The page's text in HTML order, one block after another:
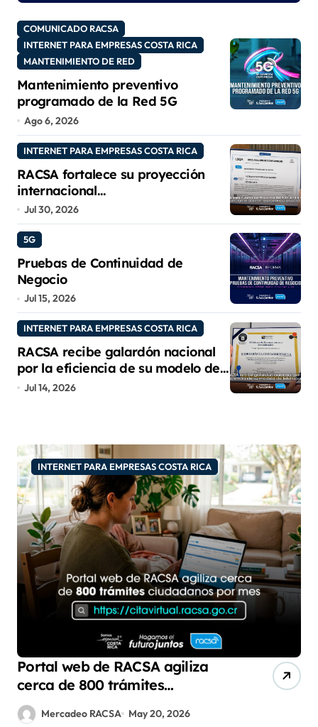
COMUNICADO RACSA
INTERNET PARA EMPRESAS COSTA RICA
MANTENIMIENTO DE RED
Mantenimiento preventivo
programado de la Red 5G
Ago 6, 2026
INTERNET PARA EMPRESAS COSTA RICA
RACSA fortalece su proyección
internacional
con las certificaciones ISO
9001:2015 e IQNet
Jul 30, 2026
5G
Pruebas de Continuidad de
Negocio
Jul 15, 2026
INTERNET PARA EMPRESAS COSTA RICA
RACSA recibe galardón nacional
por la eficiencia de su modelo de
teletrabajo
Jul 14, 2026
INTERNET PARA EMPRESAS COSTA RICA
Portal web de RACSA agiliza
cerca de 800 trámites
ciudadanos por mes
Mercadeo RACSA May 20, 2026